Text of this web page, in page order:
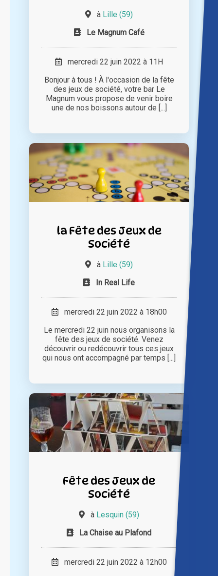
à Lille (59)
Le Magnum Café
mercredi 22 juin 2022 à 11H
Bonjour à tous ! À l'occasion de la fête
des jeux de société, votre bar Le
Magnum vous propose de venir boire
une de nos boissons autour de [...]
la Fête des Jeux de
Société
à Lille (59)
In Real Life
mercredi 22 juin 2022 à 18h00
Le mercredi 22 juin nous organisons la
fête des jeux de société. Venez
découvrir ou redécouvrir tous ces jeux
qui nous ont accompagné par temps [...]
Fête des Jeux de
Société
à Lesquin (59)
La Chaise au Plafond
mercredi 22 juin 2022 à 12h00